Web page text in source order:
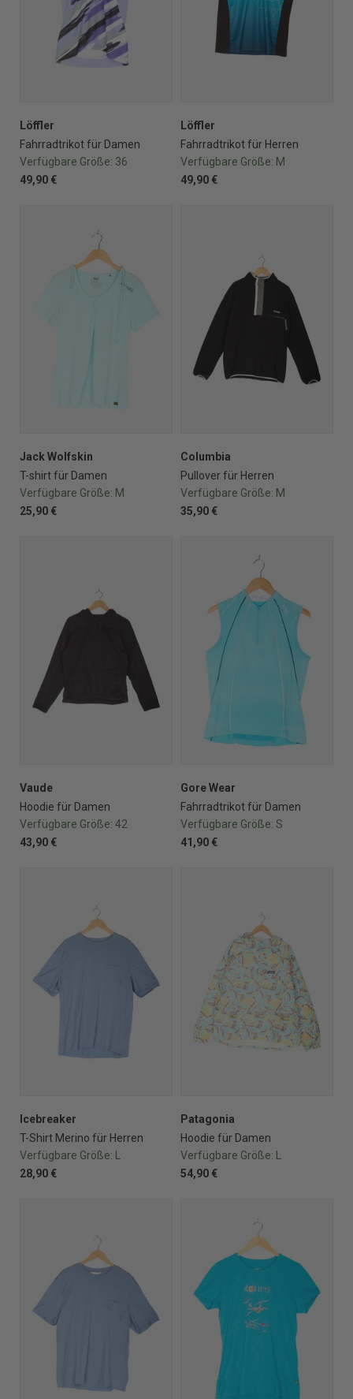
Löffler
Fahrradtrikot für Damen
Verfügbare Größe: 36
49,90 €
Löffler
Fahrradtrikot für Herren
Verfügbare Größe: M
49,90 €
Jack Wolfskin
T-shirt für Damen
Verfügbare Größe: M
25,90 €
Columbia
Pullover für Herren
Verfügbare Größe: M
35,90 €
Vaude
Hoodie für Damen
Verfügbare Größe: 42
43,90 €
Gore Wear
Fahrradtrikot für Damen
Verfügbare Größe: S
41,90 €
Icebreaker
T-Shirt Merino für Herren
Verfügbare Größe:
28,90 €
Patagonia
Hoodie für Damen
Verfügbare Größe:
54,90 €